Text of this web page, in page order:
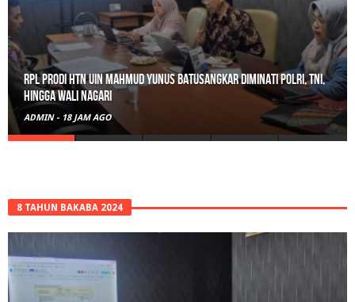
Gerebek Rumah di Tanah Datar, Satresnarkoba Padang Panjang
Amankan Pengedar Ganja Beserta 6 Paket Bukti
ADMIN - 21 JAM AGO
8 TAHUN BAKABA 2024